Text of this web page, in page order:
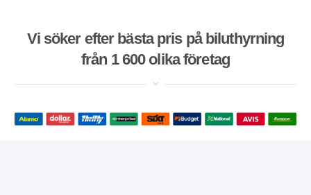
Vi söker efter bästa pris på biluthyrning
från 1 600 olika företag